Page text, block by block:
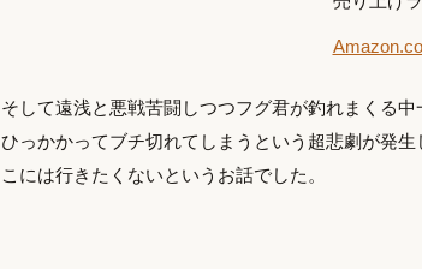
そして遠浅と悪戦苦闘しつつフグ君が釣れまくる
ひっかかってブチ切れてしまうという超悲劇が発
こには行きたくないというお話でした。